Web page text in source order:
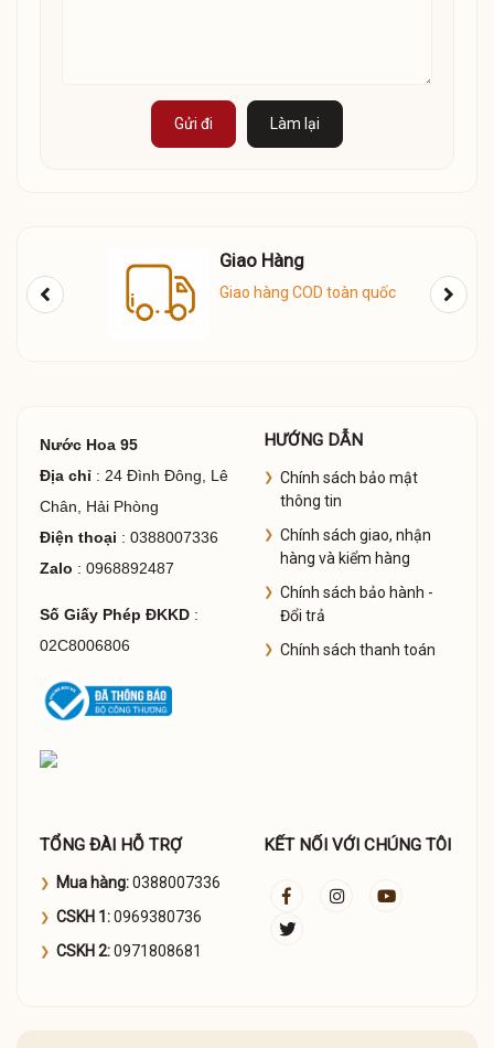
Gửi đi Làm lại
Giao Hàng
Giao hàng COD toàn quốc
Nước Hoa 95
Địa chỉ : 24 Đình Đông, Lê
Chân, Hải Phòng
Điện thoại : 0388007336
Zalo : 0968892487
Số Giấy Phép ĐKKD:
02C8006806
HƯỚNG DẪN
Chính sách bảo mật
thông tin
Chính sách giao, nhận
hàng và kiểm hàng
Chính sách bảo hành -
Đổi trả
Chính sách thanh toán
TỔNG ĐÀI HỖ TRỢ
Mua hàng:0388007336
CSKH 1:0969380736
CSKH 2:0971808681
KẾT NỐI VỚI CHÚNG TÔI